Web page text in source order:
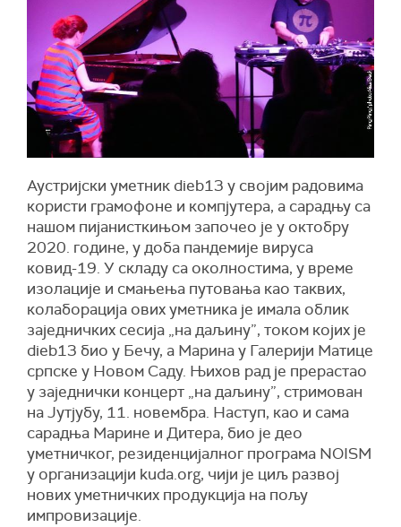
Аустријски уметник dieb13 у својим радовима
користи грамофоне и компјутера, а сарадњу са
нашом пијанисткињом започео је у октобру
2020. године, у доба пандемије вируса
ковид-19. У складу са околностима, у време
изолације и смањења путовања као таквих,
колаборација ових уметника је имала облик
заједничких сесија „на даљину”, током којих је
dieb13 био у Бечу, а Марина у Галерији Матице
српске у Новом Саду. Њихов рад је прерастао
у заједнички концерт „на даљину”, стримован
на Јутјубу, 11. новембра. Наступ, као и сама
сарадња Марине и Дитера, био је део
уметничког, резиденцијалног програма NOISM
у организацији kuda.org, чији је циљ развој
нових уметничких продукција на пољу
импровизације.